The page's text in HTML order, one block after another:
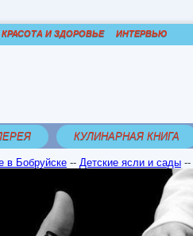
КРАСОТА И ЗДОРОВЬЕ ИНТЕРВЬЮ
КУЛИНАРНАЯ КНИГА
в Бобруйске -- Детские ясли и сады --